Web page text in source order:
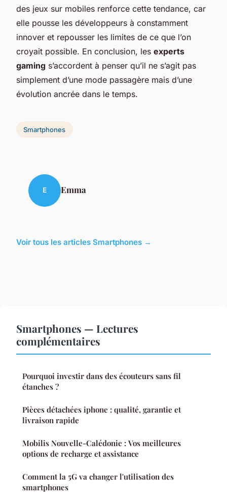
des jeux sur mobiles renforce cette tendance, car
elle pousse les développeurs à constamment
innover et repousser les limites de ce que l’on
croyait possible. En conclusion, les experts
gaming s’accordent à penser qu’il ne s’agit pas
simplement d’une mode passagère mais d’une
évolution ancrée dans le temps.
Smartphones
E Emma
Voir tous les articles Smartphones →
Smartphones — Lectures
complémentaires
Pourquoi investir dans des écouteurs sans fil
étanches ?
Pièces détachées iphone : qualité, garantie et
livraison rapide
Mobilis Nouvelle-Calédonie : Vos meilleures
options de recharge et assistance
Comment la 5G va changer l'utilisation des
smartphones